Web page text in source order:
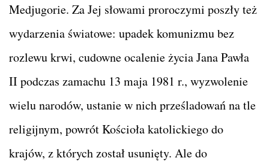
Medjugorie. Za Jej słowami proroczymi poszły też
wydarzenia światowe: upadek komunizmu bez
rozlewu krwi, cudowne ocalenie życia Jana Pawła
II podczas zamachu 13 maja 1981 r., wyzwolenie
wielu narodów, ustanie w nich prześladowań na tle
religijnym, powrót Kościoła katolickiego do
krajów, z których został usunięty. Ale do